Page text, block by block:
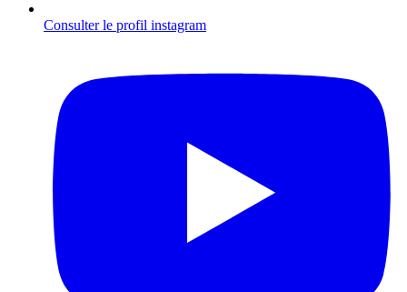
Consulter le profil instagram